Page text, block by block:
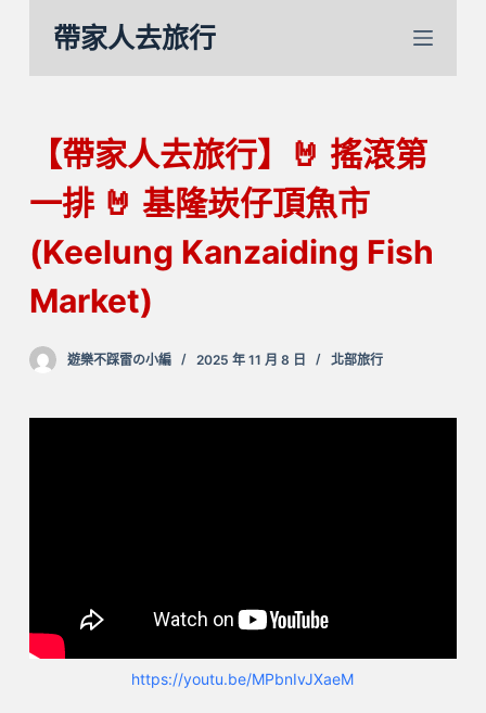
帶家人去旅行
【帶家人去旅行】🤘 搖滾第
一排 🤘 基隆崁仔頂魚市
(Keelung Kanzaiding Fish
Market)
遊樂不踩雷の小編 2025 年 11 月 8 日 北部旅行
https://youtu.be/MPbnIvJXaeM